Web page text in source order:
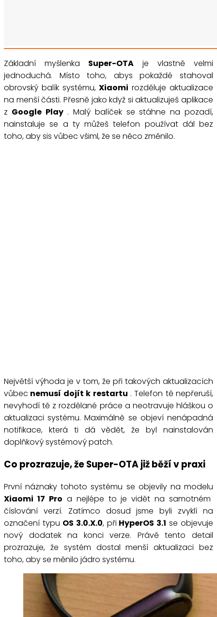
Základní myšlenka Super-OTA je vlastně velmi
jednoduchá. Místo toho, abys pokaždé stahoval
obrovský balík systému, Xiaomi rozděluje aktualizace
na menší části. Přesně jako když si aktualizuješ aplikace
z Google Play. Malý balíček se stáhne na pozadí,
nainstaluje se a ty můžeš telefon používat dál bez
toho, aby sis vůbec všiml, že se něco změnilo.
Největší výhoda je v tom, že při takových aktualizacích
vůbec nemusí dojít k restartu . Telefon tě nepřeruší,
nevyhodí tě z rozdělané práce a neotravuje hláškou o
aktualizaci systému. Maximálně se objeví nenápadná
notifikace, která ti dá vědět, že byl nainstalován
doplňkový systémový patch.
Co prozrazuje, že Super-OTA již běží v praxi
První náznaky tohoto systému se objevily na modelu
Xiaomi 17 Pro a nejlépe to je vidět na samotném
číslování verzí. Zatímco dosud jsme byli zvyklí na
označení typu OS 3.0.X.0, při HyperOS 3.1 se objevuje
nový dodatek na konci verze. Právě tento detail
prozrazuje, že systém dostal menší aktualizaci bez
toho, aby se měnilo jádro systému.